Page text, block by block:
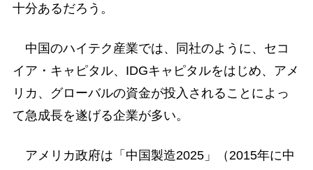
十分あるだろう。
中国のハイテク産業では、同社のように、セコ
イア・キャピタル、IDGキャピタルをはじめ、アメ
リカ、グローバルの資金が投入されることによっ
て急成長を遂げる企業が多い。
アメリカ政府は「中国製造2025」（2015年に中